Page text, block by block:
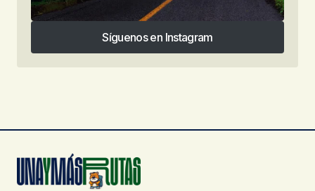
Síguenos en Instagram
Síguenos en Instagram